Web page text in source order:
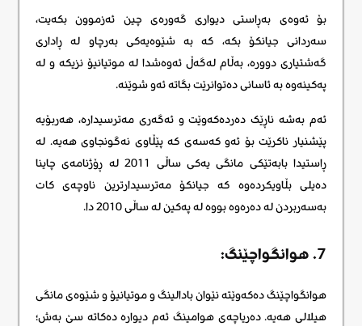
بۆ ئەوەی بەڕاستی دیواری گەورەی چین ئەزموون بکەیت،
سەردانی جیانکۆ بکە، کە بە شێوەیەکی بەرچاو لە ڕاداری
گەشتیاری دوورە، بەڵام لەگەڵ ئەوەشدا لە موتیانیۆ نزیکە و لە
پەکینەوە بە ئاسانی دەتوانرێت بگاتە ئەو شوێنە.
ئەم بەشە ناڕێک دەردەکەوێت و ئەگەری مەترسیدارە، هەربۆیە
پێشنیار ناکرێت بۆ ئەو کەسەی کە پێڵاوی نەگونجاوی هەیە. لە
ڕاستیدا بابەتێکی مانگی یەکی ساڵی 2011 لە ڕۆژنامەی چاینا
دەیلی بڵاویکردەوە کە جیانکۆ مەترسیدارترین ناوچەی کات
بەسەربردن لە دەرەوە بووە لە پەکین لە ساڵی 2010 دا.
7. هوانگواچێنگ:
هوانگواچێنگ دەکەوێتە نێوان بادالینگ و موتیانیۆ و شێوەی مانگی
هیلالی هەیە. دەریاچەی هوامینگ ئەم دیوارە دەکاتە سێ بەش؛